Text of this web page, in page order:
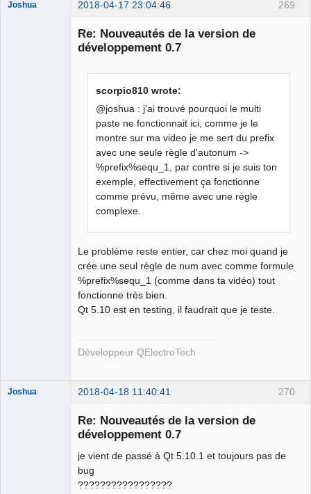
269
Joshua 2018-04-17 23:04:46
Re: Nouveautés de la version de
développement 0.7
scorpio810 wrote:
@joshua : j'ai trouvé pourquoi le multi
paste ne fonctionnait ici, comme je le
montre sur ma video je me sert du prefix
avec une seule règle d'autonum ->
%prefix%sequ_1, par contre si je suis ton
exemple, effectivement ça fonctionne
comme prévu, même avec une règle
complexe..
Le problème reste entier, car chez moi quand je
crée une seul règle de num avec comme formule
%prefix%sequ_1 (comme dans ta vidéo) tout
fonctionne très bien.
Qt 5.10 est en testing, il faudrait que je teste.
Développeur QElectroTech
270
Joshua 2018-04-18 11:40:41
Re: Nouveautés de la version de
développement 0.7
je vient de passé à Qt 5.10.1 et toujours pas de
bug
?????????????????